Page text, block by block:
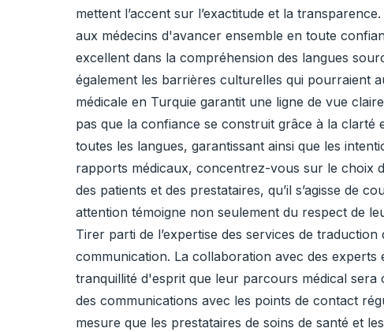
mettent l’accent sur l’exactitude et la
aux médecins d'avancer ensemble en toute
excellent dans la compréhension des langues
également les barrières culturelles qui pourraient
médicale en Turquie garantit une ligne de vue
pas que la confiance se construit grâce à la
toutes les langues, garantissant ainsi que les
rapports médicaux, concentrez-vous sur le choix
des patients et des prestataires, qu’il s’agisse de
attention témoigne non seulement du respect de
Tirer parti de l’expertise des services de
communication. La collaboration avec des
tranquillité d'esprit que leur parcours médical
des communications avec les points de contact
mesure que les prestataires de soins de santé et